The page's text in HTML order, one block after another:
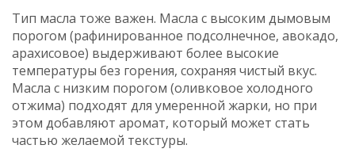
Тип масла тоже важен. Масла с высоким дымовым
порогом (рафинированное подсолнечное, авокадо,
арахисовое) выдерживают более высокие
температуры без горения, сохраняя чистый вкус.
Масла с низким порогом (оливковое холодного
отжима) подходят для умеренной жарки, но при
этом добавляют аромат, который может стать
частью желаемой текстуры.